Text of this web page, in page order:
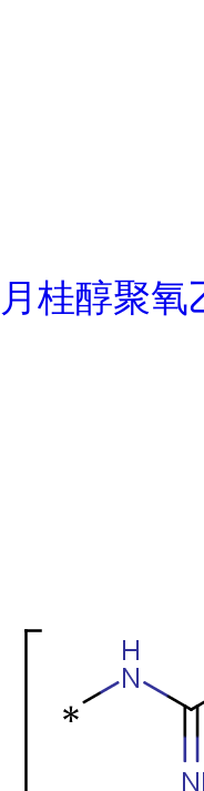
月桂醇聚氧